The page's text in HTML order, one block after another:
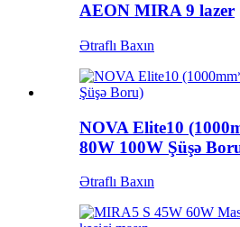
AEON MIRA 9 lazer
Ətraflı Baxın
NOVA Elite10
80W 100W Şüşə
Ətraflı Baxın